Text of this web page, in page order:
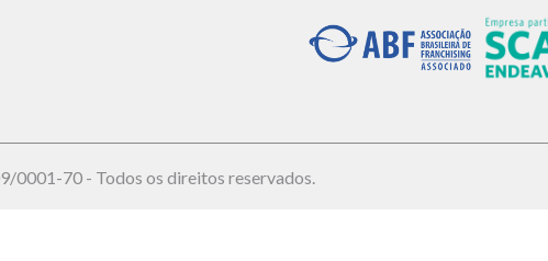
0001-70 - Todos os direitos reservados.